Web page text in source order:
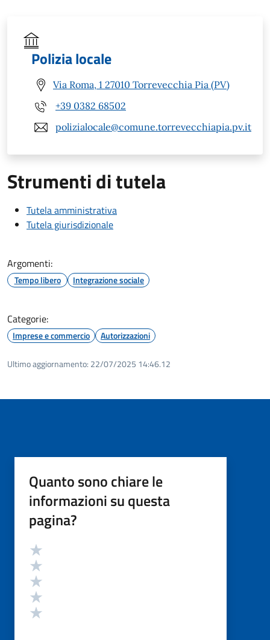
Polizia locale
Via Roma, 1 27010 Torrevecchia Pia (PV)
+39 0382 68502
polizialocale@comune.torrevecchiapia.pv.it
Strumenti di tutela
Tutela amministrativa
Tutela giurisdizionale
Argomenti:
Tempo libero Integrazione sociale
Categorie:
Imprese e commercio Autorizzazioni
Ultimo aggiornamento: 22/07/2025 14:46.12
Quanto sono chiare le
informazioni su questa
pagina?
Valutazione